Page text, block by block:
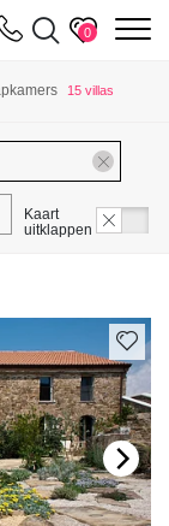
0
15 villas
Kaart
uitklappen